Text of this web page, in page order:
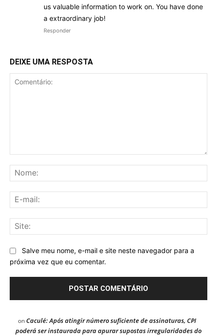
us valuable information to work on. You have done
a extraordinary job!
Responder
DEIXE UMA RESPOSTA
Salve meu nome, e-mail e site neste navegador para a
próxima vez que eu comentar.
onCaculé: Após atingir número suficiente de assinaturas, CPI
poderá ser instaurada para apurar supostas irregularidades do